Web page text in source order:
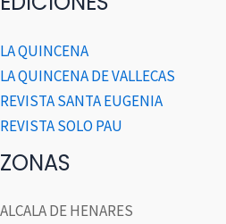
LA QUINCENA
LA QUINCENA DE VALLECAS
REVISTA SANTA EUGENIA
REVISTA SOLO PAU
ZONAS
ALCALA DE HENARES